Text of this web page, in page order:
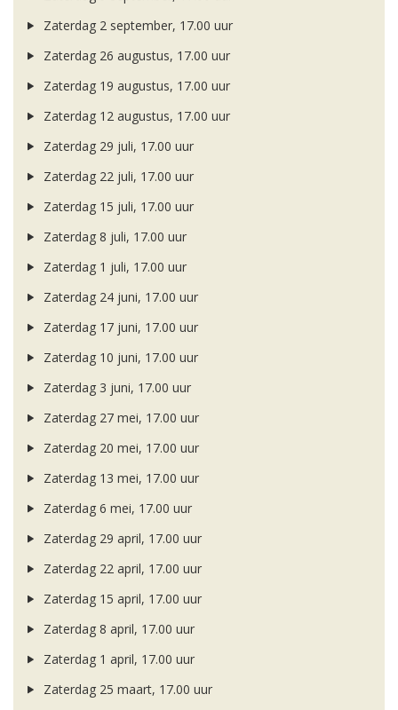
Zaterdag 2 september, 17.00 uur
Zaterdag 26 augustus, 17.00 uur
Zaterdag 19 augustus, 17.00 uur
Zaterdag 12 augustus, 17.00 uur
Zaterdag 29 juli, 17.00 uur
Zaterdag 22 juli, 17.00 uur
Zaterdag 15 juli, 17.00 uur
Zaterdag 8 juli, 17.00 uur
Zaterdag 1 juli, 17.00 uur
Zaterdag 24 juni, 17.00 uur
Zaterdag 17 juni, 17.00 uur
Zaterdag 10 juni, 17.00 uur
Zaterdag 3 juni, 17.00 uur
Zaterdag 27 mei, 17.00 uur
Zaterdag 20 mei, 17.00 uur
Zaterdag 13 mei, 17.00 uur
Zaterdag 6 mei, 17.00 uur
Zaterdag 29 april, 17.00 uur
Zaterdag 22 april, 17.00 uur
Zaterdag 15 april, 17.00 uur
Zaterdag 8 april, 17.00 uur
Zaterdag 1 april, 17.00 uur
Zaterdag 25 maart, 17.00 uur